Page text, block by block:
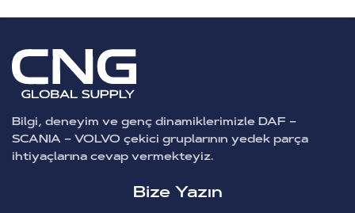
Bilgi, deneyim ve genç dinamiklerimizle DAF –
SCANIA – VOLVO çekici gruplarının yedek parça
ihtiyaçlarına cevap vermekteyiz.
Bize Yazın